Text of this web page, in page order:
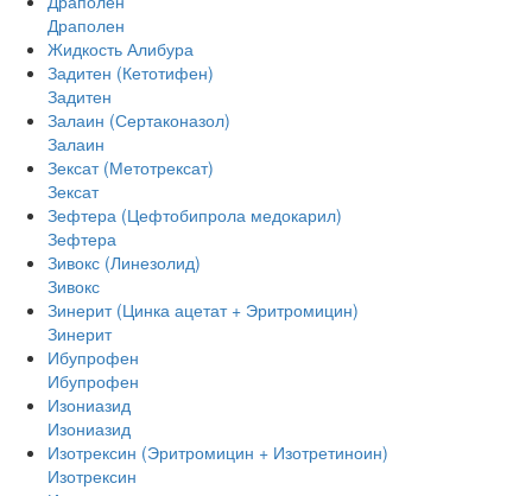
Драполен
Жидкость Алибура
Задитен (Кетотифен)
Задитен
Залаин (Сертаконазол)
Залаин
Зексат (Метотрексат)
Зексат
Зефтера (Цефтобипрола медокарил)
Зефтера
Зивокс (Линезолид)
Зивокс
Зинерит (Цинка ацетат + Эритромицин)
Зинерит
Ибупрофен
Ибупрофен
Изониазид
Изониазид
Изотрексин (Эритромицин + Изотретиноин)
Изотрексин